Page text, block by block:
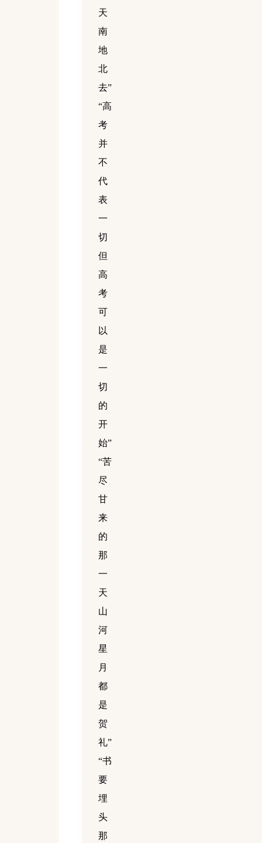
天
南
地
北
去”
“高
考
并
不
代
表
一
切
但
高
考
可
以
是
一
切
的
开
始”
“苦
尽
甘
来
的
那
一
天
山
河
星
月
都
是
贺
礼”
“书
要
埋
头
那